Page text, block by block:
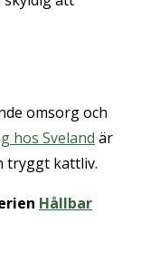
omsorg och
hos Sveland är
tryggt kattliv.
Hållbar